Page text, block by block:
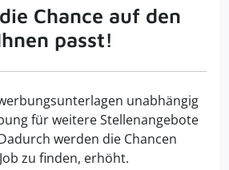
Chance auf den
passt!
unabhängig
für weitere Stellenangebote
werden die Chancen
zu finden, erhöht.